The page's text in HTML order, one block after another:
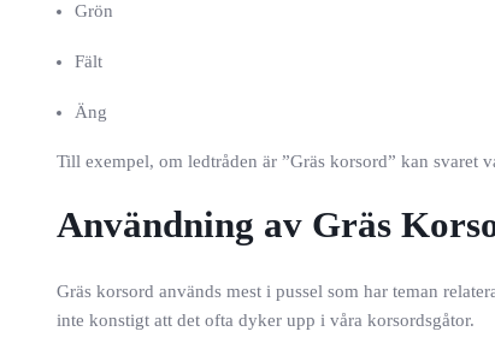
Grön
Fält
Äng
Till exempel, om ledtråden är ”Gräs korsord” kan svaret
Användning av Gräs
Gräs korsord används mest i pussel som har teman
inte konstigt att det ofta dyker upp i våra korsordsgåtor.